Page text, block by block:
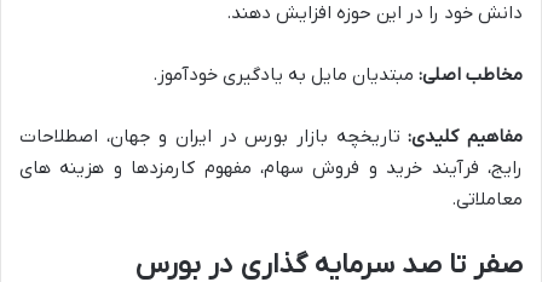
دانش خود را در این حوزه افزایش دهند.
مخاطب اصلی: مبتدیان مایل به یادگیری خودآموز.
مفاهیم کلیدی:تاریخچه بازار بورس در ایران و جهان، اصطلاحات
رایج، فرآیند خرید و فروش سهام، مفهوم کارمزدها و هزینه های
معاملاتی.
صفر تا صد سرمایه گذاری در بورس